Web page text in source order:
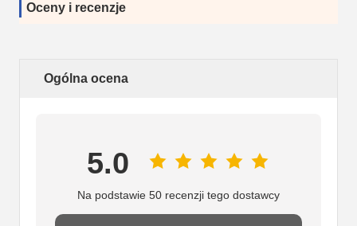
Oceny i recenzje
Ogólna ocena
5.0
Na podstawie 50 recenzji tego dostawcy